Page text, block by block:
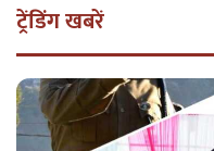
ट्रेंडिंग खबरें